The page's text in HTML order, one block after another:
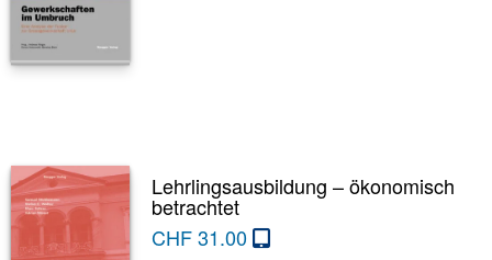
Lehrlingsausbildung – ökonomisch
betrachtet
CHF31.00